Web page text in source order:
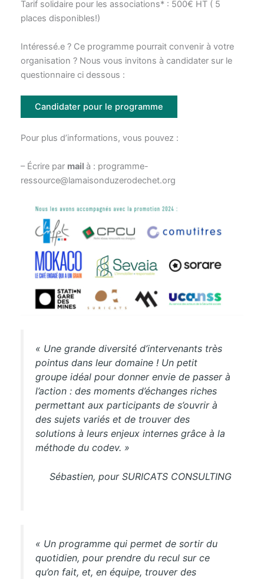
Tarif solidaire pour les associations* : 500€ HT ( 5
places disponibles!)
Intéressé.e ? Ce programme pourrait convenir à votre
organisation ? Nous vous invitons à candidater sur le
questionnaire ci dessous :
Candidater pour le programme
Pour plus d’informations, vous pouvez :
– Écrire par mail à : programme-
ressource@lamaisonduzerodechet.org
« Une grande diversité d’intervenants très
pointus dans leur domaine ! Un petit
groupe idéal pour donner envie de passer à
l’action : des moments d’échanges riches
permettant aux participants de s’ouvrir à
des sujets variés et de trouver des
solutions à leurs enjeux internes grâce à la
méthode du codev. »
Sébastien, pour SURICATS CONSULTING
« Un programme qui permet de sortir du
quotidien, pour prendre du recul sur ce
qu’on fait, et, en équipe, trouver des